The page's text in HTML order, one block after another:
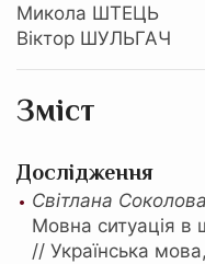
Микола ШТЕЦЬ
Віктор ШУЛЬГАЧ
Зміст
Дослідження
Світлана
Мовна ситуація в
// Українська